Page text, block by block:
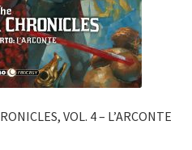
VOL. 4 – L’ARCONTE